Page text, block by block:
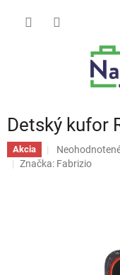
Detský kufor
Akcia
Priemerné
hodnotenie
Značka: Fabrizio